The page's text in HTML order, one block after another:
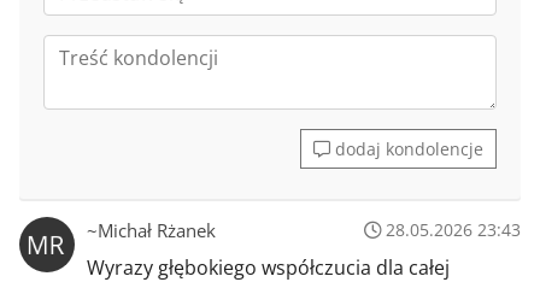
dodaj kondolencje
~Michał Rżanek 28.05.2026 23:43
Wyrazy głębokiego współczucia dla całej